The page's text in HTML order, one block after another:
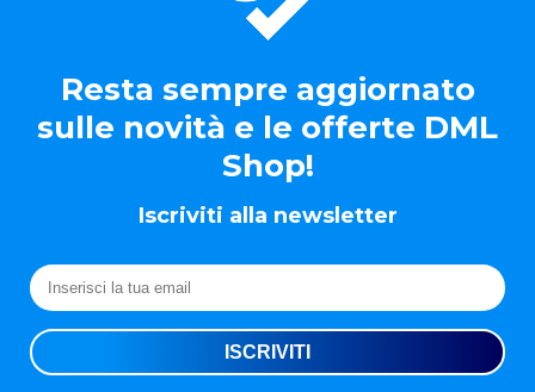
Resta sempre aggiornato
sulle novità e le offerte DML
Shop!
Iscriviti alla newsletter